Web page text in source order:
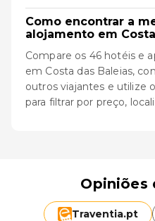
Como encontrar a
alojamento em
Compare os 46 hotéis e
em Costa das Baleias,
outros viajantes e utilize
para filtrar por preço,
Opiniões
Traventia.pt